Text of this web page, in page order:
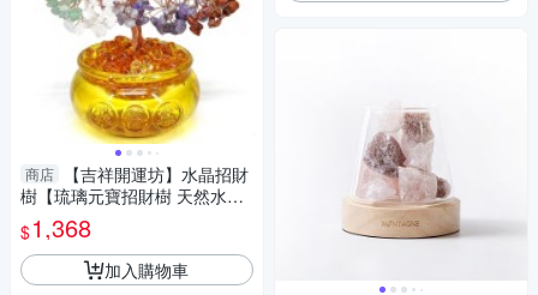
商店
【吉祥開運坊】水晶招財
樹【琉璃元寶招財樹 天然水晶
招財樹 元寶發財樹 大型】 開光
擇日
$1,368
加入購物車